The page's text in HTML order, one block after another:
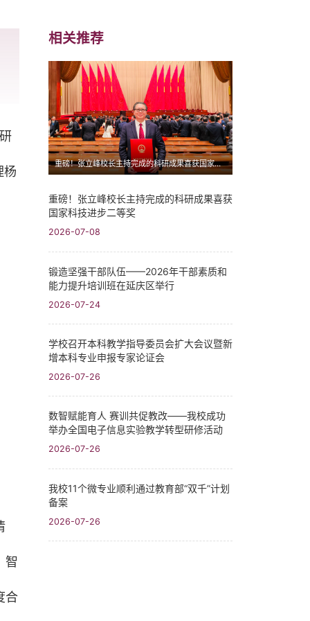
杨
智
合
相关推荐
重磅！张立峰校长主持完成的科研成果喜获国家科技进步二等奖
重磅！张立峰校长主持完成的科研成果喜获
国家科技进步二等奖
2026-07-08
锻造坚强干部队伍——2026年干部素质和
能力提升培训班在延庆区举行
2026-07-24
学校召开本科教学指导委员会扩大会议暨新
增本科专业申报专家论证会
2026-07-26
数智赋能育人 赛训共促教改——我校成功
举办全国电子信息实验教学转型研修活动
2026-07-26
我校11个微专业顺利通过教育部“双千”计划
备案
2026-07-26